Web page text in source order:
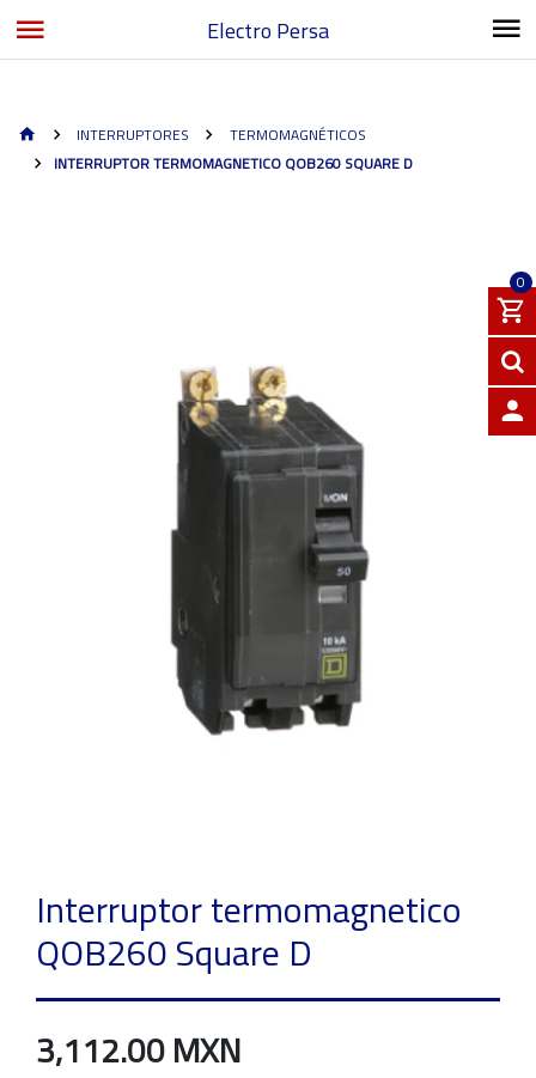
Electro Persa
0
INTERRUPTORES
TERMOMAGNÉTICOS
INTERRUPTOR TERMOMAGNETICO QOB260 SQUARE D
Interruptor termomagnetico
QOB260 Square D
3,112.00 MXN